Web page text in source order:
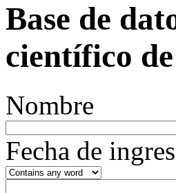
Base de
científico
Nombre
Fecha de